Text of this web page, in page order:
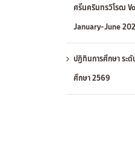
ศรีนครินทรวิโรฒ
January-June
ปฏิทินการศึกษา ระ
ศึกษา 2569